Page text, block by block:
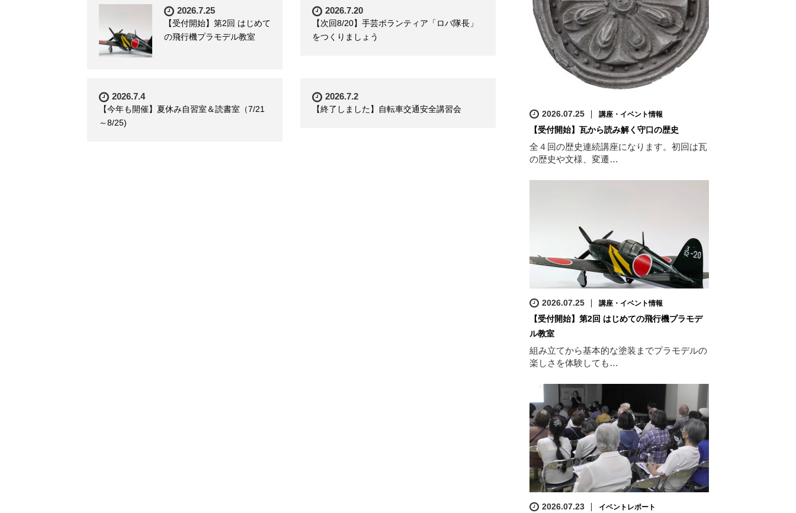
2026.7.25
【受付開始】第2回 はじめて
の飛行機プラモデル教室
2026.7.20
【次回8/20】手芸ボランティア「ロバ隊長」
をつくりましょう
2026.7.4
【今年も開催】夏休み自習室＆読書室（7/21
～8/25)
2026.7.2
【終了しました】自転車交通安全講習会 2026.07.25 講座・イベント情報
【受付開始】瓦から読み解く守口の歴史
全４回の歴史連続講座になります。初回は瓦
の歴史や文様、変遷…
2026.07.25 講座・イベント情報
【受付開始】第2回 はじめての飛行機プラモデ
ル教室
組み立てから基本的な塗装までプラモデルの
楽しさを体験しても…
2026.07.23 イベントレポート